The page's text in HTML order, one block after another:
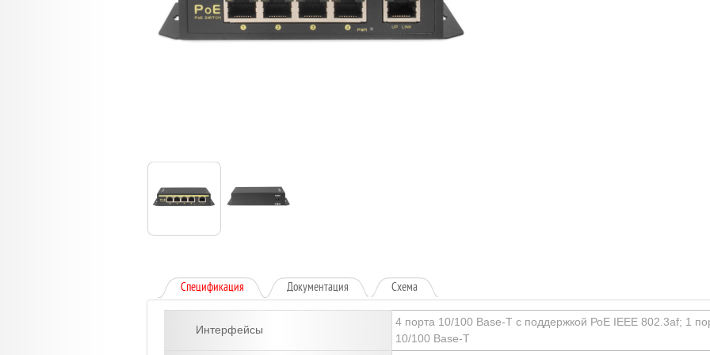
Спецификация Документация Схема
Интерфейсы
4 порта 10/100 Base-T с поддержкой РоЕ IEEE 802.3af; 1
10/100 Base-T